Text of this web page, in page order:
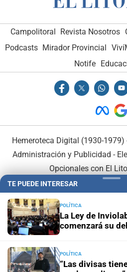
Campolitoral Revista Nosotros
Podcasts Mirador Provincial
Notife
Hemeroteca Digital (1930-1979)
Administración y Publicidad -
Opcionales con El
En
TE PUEDE INTERESAR
POLÍTICA
La Ley de
comenzará su
POLÍTICA
“Las divisas